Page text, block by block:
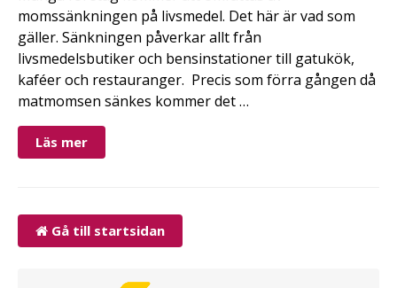
momssänkningen på livsmedel. Det här är vad som
gäller. Sänkningen påverkar allt från
livsmedelsbutiker och bensinstationer till gatukök,
kaféer och restauranger. Precis som förra gången då
matmomsen sänkes kommer det …
Läs mer
Gå till startsidan